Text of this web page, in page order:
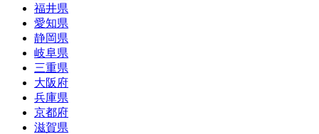
福井県
愛知県
静岡県
岐阜県
三重県
大阪府
兵庫県
京都府
滋賀県